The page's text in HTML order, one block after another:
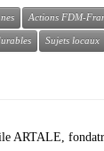
Actions FDM-
Sujets locaux
ARTALE,